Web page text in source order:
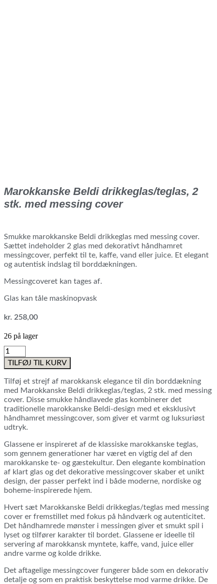
Marokkanske Beldi drikkeglas/teglas, 2
stk. med messing cover
Smukke marokkanske Beldi drikkeglas med messing cover.
Sættet indeholder 2 glas med dekorativt håndhamret
messingcover, perfekt til te, kaffe, vand eller juice. Et elegant
og autentisk indslag til borddækningen.
Messingcoveret kan tages af.
Glas kan tåle maskinopvask
kr. 258,00
26 på lager
Marokkanske
Beldi
drikkeglas/teglas,
stk.
med
messing
cover
antal
TILFØJ TIL KURV
Tilføj et strejf af marokkansk elegance til din borddækning
med Marokkanske Beldi drikkeglas/teglas, 2 stk. med messing
cover. Disse smukke håndlavede glas kombinerer det
traditionelle marokkanske Beldi-design med et eksklusivt
håndhamret messingcover, som giver et varmt og luksuriøst
udtryk.
Glassene er inspireret af de klassiske marokkanske teglas,
som gennem generationer har været en vigtig del af den
marokkanske te- og gæstekultur. Den elegante kombination
af klart glas og det dekorative messingcover skaber et unikt
design, der passer perfekt ind i både moderne, nordiske og
boheme-inspirerede hjem.
Hvert sæt Marokkanske Beldi drikkeglas/teglas med messing
cover er fremstillet med fokus på håndværk og autenticitet.
Det håndhamrede mønster i messingen giver et smukt spil i
lyset og tilfører karakter til bordet. Glassene er ideelle til
servering af marokkansk myntete, kaffe, vand, juice eller
andre varme og kolde drikke.
Det aftagelige messingcover fungerer både som en dekorativ
detalje og som en praktisk beskyttelse mod varme drikke. De